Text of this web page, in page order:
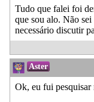
Tudo que falei foi
que sou alo. Não sei
necessário discutir
Aster
Ok, eu fui pesquisar